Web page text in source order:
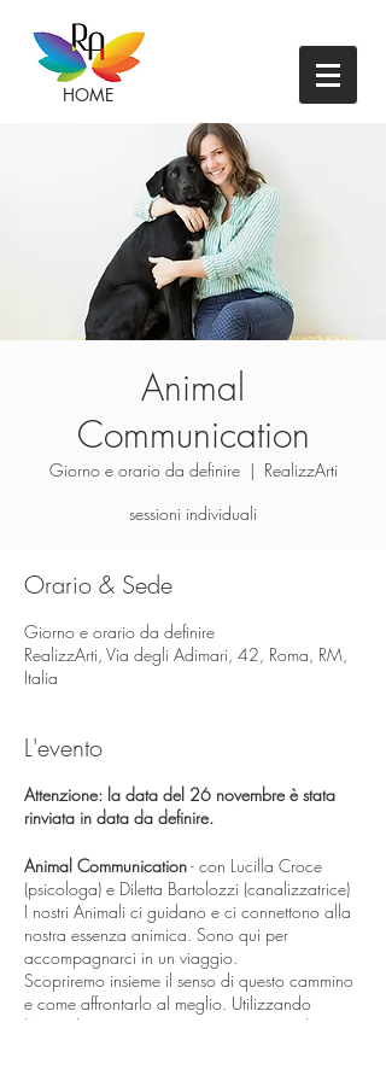
HOME
Animal
Communication
Giorno e orario da definire
  |
RealizzArti
sessioni individuali
Orario & Sede
Giorno e orario da definire
RealizzArti, Via degli Adimari, 42, Roma, RM,
Italia
L'evento
Attenzione: la data del 26 novembre è stata
rinviata in data da definire.
Animal Communication- con Lucilla Croce
(psicologa) e Diletta Bartolozzi (canalizzatrice)
I nostri Animali ci guidano e ci connettono alla
nostra essenza animica. Sono qui per
accompagnarci in un viaggio.
Scopriremo insieme il senso di questo cammino
e come affrontarlo al meglio. Utilizzando
l'Animal Communication (connessione telepatica